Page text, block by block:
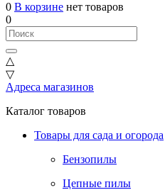
0 В корзине нет товаров
0
△
▽
Адреса магазинов
Каталог товаров
Товары для сада и огорода
Бензопилы
Цепные пилы